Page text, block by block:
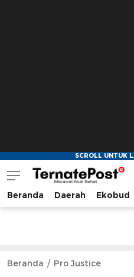
TernatePost.id
merawat akal sehat
Beranda Daerah Ekobud
Beranda Pro Justice